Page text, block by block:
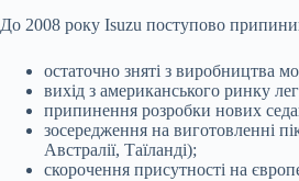
До 2008 року Isuzu поступово
остаточно зняті з виробництва
вихід з американського ринку
припинення розробки нових
зосередження на виготовленні
Австралії, Таїланді);
скорочення присутності на